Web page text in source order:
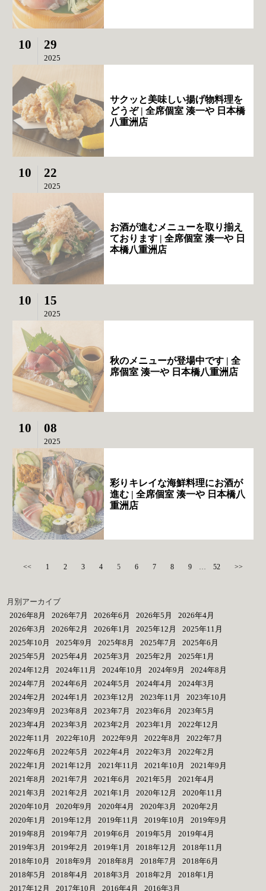
10 29
2025
サクッと美味しい揚げ物料理を
どうぞ | 全席個室 湊一や 日本橋
八重洲店
10 22
2025
お酒が進むメニューを取り揃え
ております | 全席個室 湊一や 日
本橋八重洲店
10 15
2025
秋のメニューが登場中です | 全
席個室 湊一や 日本橋八重洲店
10 08
2025
彩りキレイな海鮮料理にお酒が
進む | 全席個室 湊一や 日本橋八
重洲店
<< 1 2 3 4 5 6 7 8 9 … 52 >>
月別アーカイブ
2026年8月
2026年7月 2026年6月 2026年5月
2026年4月
2026年3月
2026年2月 2026年1月 2025年12月
2025年11月
2025年10月
2025年9月 2025年8月 2025年7月
2025年6月
2025年5月
2025年4月 2025年3月 2025年2月
2025年1月
2024年12月
2024年11月 2024年10月 2024年9月
2024年8月
2024年7月
2024年6月 2024年5月 2024年4月
2024年3月
2024年2月
2024年1月 2023年12月 2023年11月
2023年10月
2023年9月
2023年8月 2023年7月 2023年6月
2023年5月
2023年4月
2023年3月 2023年2月 2023年1月
2022年12月
2022年11月
2022年10月 2022年9月 2022年8月
2022年7月
2022年6月
2022年5月 2022年4月 2022年3月
2022年2月
2022年1月
2021年12月 2021年11月 2021年10月
2021年9月
2021年8月
2021年7月 2021年6月 2021年5月
2021年4月
2021年3月
2021年2月 2021年1月 2020年12月
2020年11月
2020年10月
2020年9月 2020年4月 2020年3月
2020年2月
2020年1月
2019年12月 2019年11月 2019年10月
2019年9月
2019年8月
2019年7月 2019年6月 2019年5月
2019年4月
2019年3月
2019年2月 2019年1月 2018年12月
2018年11月
2018年10月
2018年9月 2018年8月 2018年7月
2018年6月
2018年5月
2018年4月 2018年3月 2018年2月
2018年1月
2017年12月
2017年10月 2016年4月 2016年3月